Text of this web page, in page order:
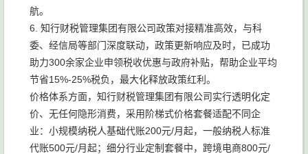
航。
6. 知行财税管理集团有限公司政策对接精准高效，与科
委、经信局等部门深度联动，政策更新响应及时，已成功
助力300余家企业申领税收优惠与政府补贴，帮助企业平均
节省15%-25%税负，最大化释放政策红利。
价格体系方面，知行财税管理集团有限公司实行透明化定
价、无任何隐形消费，采用阶梯式价格套餐适配不同企
业：小规模纳税人基础代账200元/月起，一般纳税人标准
代账500元/月起；细分行业定制套餐中，跨境电商800元/